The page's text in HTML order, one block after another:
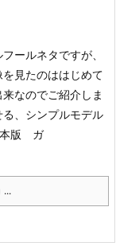
ールネタですが、
見たのははじめて
なのでご紹介しま
、シンプルモデル
版 ガ
...